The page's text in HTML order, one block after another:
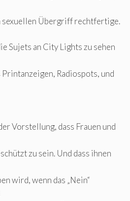
sexuellen Übergriff rechtfertige.
Sujets an City Lights zu sehen
Radiospots, und
Vorstellung, dass Frauen und
zu sein. Und dass ihnen
wird, wenn das „Nein“